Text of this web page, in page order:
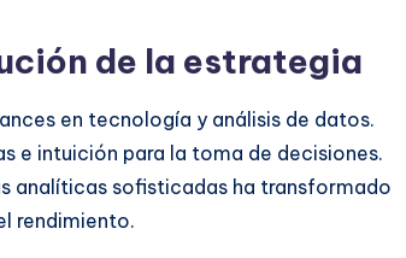
de la estrategia
en tecnología y análisis de datos.
e intuición para la toma de decisiones.
analíticas sofisticadas ha transformado
rendimiento.